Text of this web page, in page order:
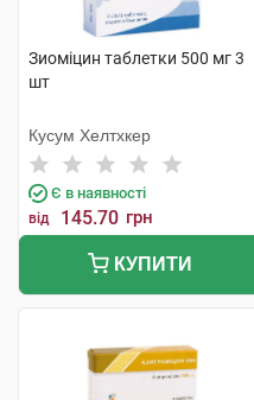
Зиоміцин таблетки 500 мг 3
шт
Кусум Хелтхкер
Є в наявності
від 145.70 грн
КУПИТИ